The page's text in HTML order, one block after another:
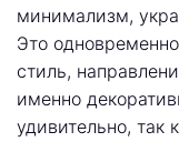
минимализм,
Это
стиль,
именно
удивительно, так